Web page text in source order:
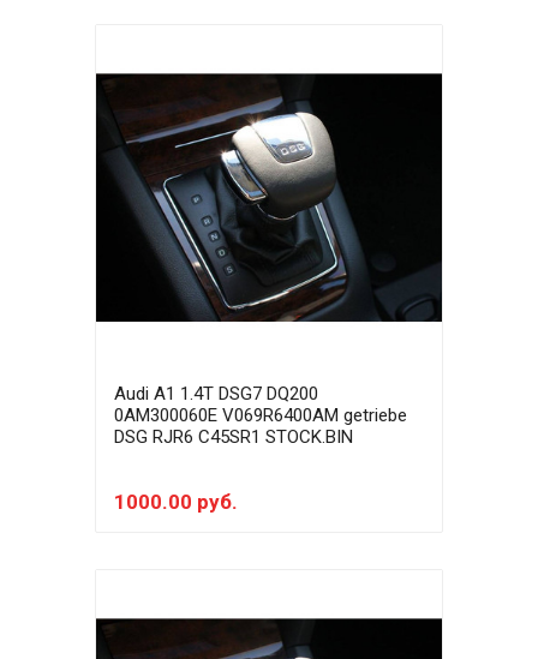
Audi A1 1.4T DSG7 DQ200
0AM300060E V069R6400AM getriebe
DSG RJR6 C45SR1 STOCK.BIN
1000.00 руб.